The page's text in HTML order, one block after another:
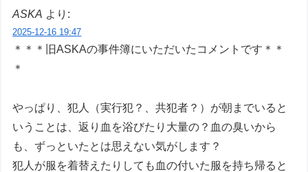
ASKA より:
2025-12-16 19:47
＊＊＊旧ASKAの事件簿にいただいたコメントです＊＊
＊
やっぱり、犯人（実行犯？、共犯者？）が朝までいると
いうことは、返り血を浴びたり大量の？血の臭いから
も、ずっといたとは思えない気がします？
犯人が服を着替えたりしても血の付いた服を持ち帰ると